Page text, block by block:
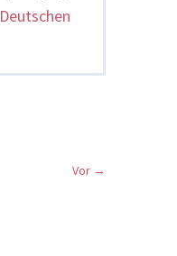
Deutschen
Vor →